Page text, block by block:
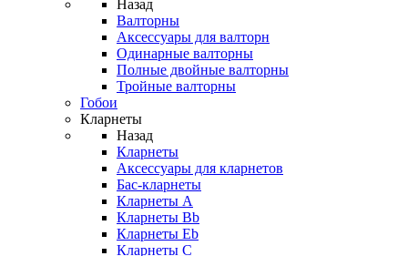
Назад
Валторны
Аксессуары для валторн
Одинарные валторны
Полные двойные валторны
Тройные валторны
Гобои
Кларнеты
Назад
Кларнеты
Аксессуары для кларнетов
Бас-кларнеты
Кларнеты A
Кларнеты Bb
Кларнеты Eb
Кларнеты С